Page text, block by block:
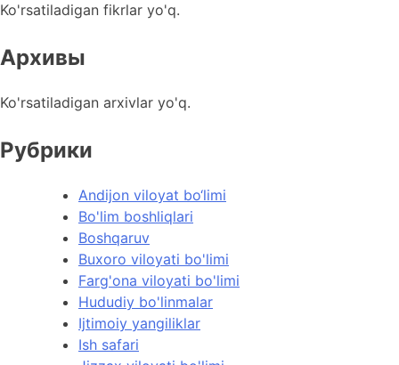
Ko'rsatiladigan fikrlar yo'q.
Архивы
Ko'rsatiladigan arxivlar yo'q.
Рубрики
Andijon viloyat bo‘limi
Bo'lim boshliqlari
Boshqaruv
Buxoro viloyati bo'limi
Farg'ona viloyati bo'limi
Hududiy bo'linmalar
Ijtimoiy yangiliklar
Ish safari